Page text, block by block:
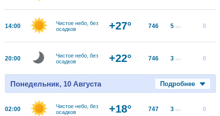
14:00
Чистое небо, без
осадков
+27° 746 5 м/с 0
20:00
Чистое небо, без
осадков
+22° 746 3 м/с 0
Понедельник, 10 Августа Подробнее
02:00
Чистое небо, без
осадков
+18° 747 3 м/с 0